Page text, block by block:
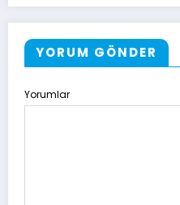
YORUM GÖNDER
Yorumlar